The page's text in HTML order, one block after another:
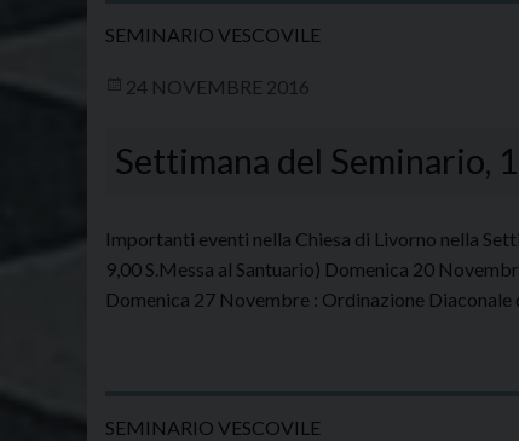
SEMINARIO VESCOVILE
24 NOVEMBRE 2016
Settimana del Seminario,
Importanti eventi nella Chiesa di Livorno nella
9,00 S.Messa al Santuario) Domenica 20
Domenica 27 Novembre : Ordinazione
SEMINARIO VESCOVILE